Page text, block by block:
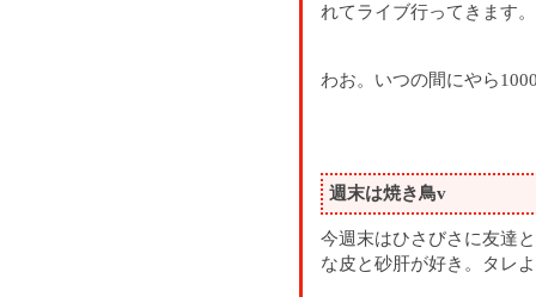
れてライブ行ってきます
わお。いつの間にやら
週末は焼き鳥v
今週末はひさびさに友達
な皮と砂肝が好き。タレ